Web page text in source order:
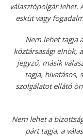
választópolgár lehet.
esküt vagy
Nem lehet tagja
köztársasági elnök,
jegyző, másik
tagja, hivatásos,
szolgálatot ellátó
Nem lehet a
párt tagja, a